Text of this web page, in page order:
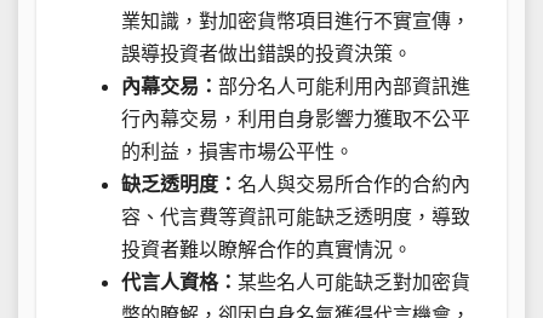
業知識，對加密貨幣項目進行不實宣傳，
誤導投資者做出錯誤的投資決策。
內幕交易： 部分名人可能利用內部資訊進
行內幕交易，利用自身影響力獲取不公平
的利益，損害市場公平性。
缺乏透明度： 名人與交易所合作的合約內
容、代言費等資訊可能缺乏透明度，導致
投資者難以瞭解合作的真實情況。
代言人資格： 某些名人可能缺乏對加密貨